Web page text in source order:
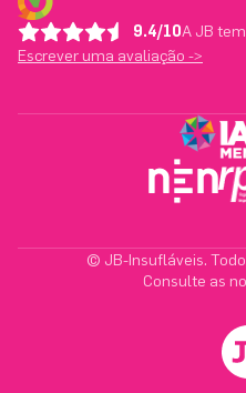
9.4/10A JB
Escrever uma avaliação ->
© JB-Insufláveis.
Consulte as